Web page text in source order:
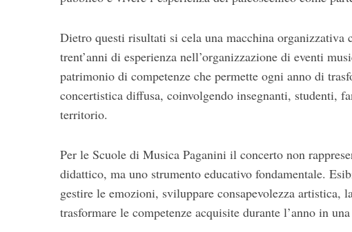
Dietro questi risultati si cela una macchina organizzativa
trent’anni di esperienza nell’organizzazione di eventi
patrimonio di competenze che permette ogni anno di
concertistica diffusa, coinvolgendo insegnanti, studenti,
territorio.
Per le Scuole di Musica Paganini il concerto non
didattico, ma uno strumento educativo fondamentale.
gestire le emozioni, sviluppare consapevolezza artistica,
trasformare le competenze acquisite durante l’anno in